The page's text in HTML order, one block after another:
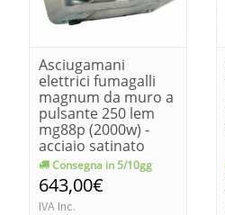
Asciugamani
elettrici fumagalli
magnum da muro a
pulsante 250 lem
mg88p (2000w) -
acciaio satinato
Consegna in 5/10gg
643,00€
IVA Inc.